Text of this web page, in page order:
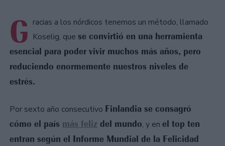
G racias a los nórdicos tenemos un método, llamado
Koselig, que se convirtió en una herramienta
esencial para poder vivir muchos más años, pero
reduciendo enormemente nuestros niveles de
estrés.
Por sexto año consecutivo Finlandia se consagró
cómo el país más feliz del mundo, y en el top ten
entran según el Informe Mundial de la Felicidad